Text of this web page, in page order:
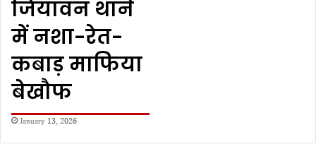
जियावन थाने
में नशा-रेत-
कबाड़ माफिया
बेखौफ
January 13, 2026